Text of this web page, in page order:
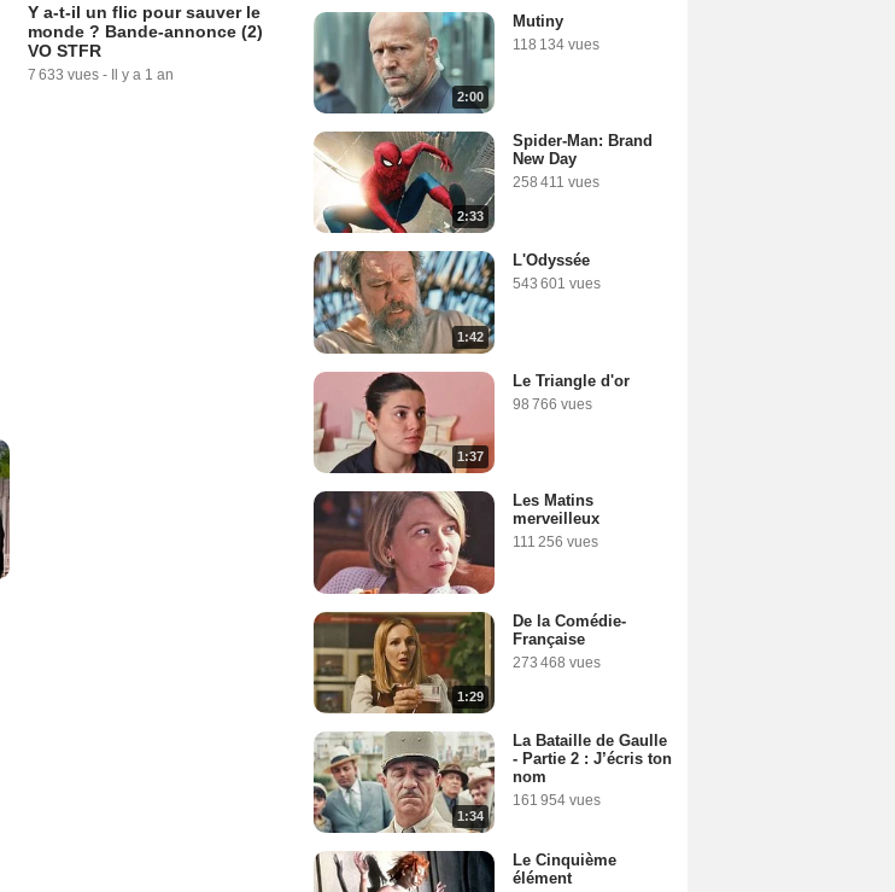
Y a-t-il un flic pour sauver le
monde ? Bande-annonce (2)
VO STFR
7 633 vues - Il y a 1 an
2:00
Mutiny
118 134 vues
2:33
Spider-Man: Brand
New Day
258 411 vues
1:42
L'Odyssée
543 601 vues
1:37
Le Triangle d'or
98 766 vues
Les Matins
merveilleux
111 256 vues
1:29
De la Comédie-
Française
273 468 vues
1:34
La Bataille de Gaulle
- Partie 2 : J’écris ton
nom
161 954 vues
Le Cinquième
élément